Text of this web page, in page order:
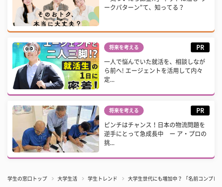
ークパターン”て、知ってる？
将来を考える PR
一人で悩んでいた就活を、相談しなが
ら前へ! エージェントを活用して内々
定...
将来を考える PR
ピンチはチャンス！日本の物流問題を
逆手にとって急成長中 ー ア・プロの
挑...
学生の窓口トップ 大学生活 学生トレンド 大学生世代にも増加中？ 「名前コンプレ